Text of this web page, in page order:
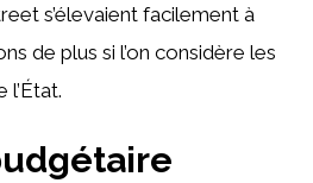
s’élevaient facilement à
de plus si l’on considère les
l’État.